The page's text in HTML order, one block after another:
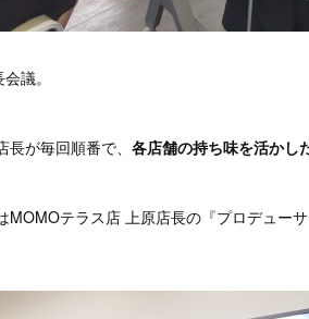
議。
が毎回順番で、 各店舗の持ち味を活かし
MOMOテラス店 上原店長の『プロデュー